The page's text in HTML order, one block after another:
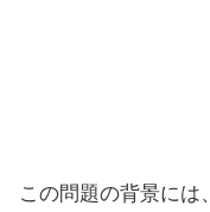
この問題の背景には